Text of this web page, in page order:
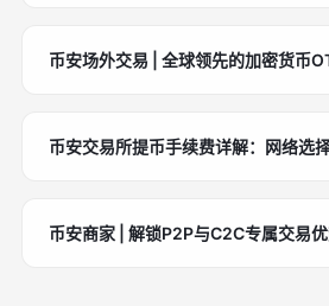
币安场外交易 | 全球领先的加密货币
币安交易所提币手续费详解：网络选
币安商家 | 解锁P2P与C2C专属交易